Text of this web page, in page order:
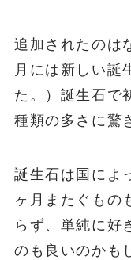
追加されたのは
月には新しい誕
た。）誕生石で
種類の多さに驚
誕生石は国によ
ヶ月またぐもの
らず、単純に好
のも良いのかも